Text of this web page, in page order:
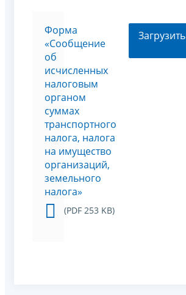
Форма
«Сообщение
об
исчисленных
налоговым
органом
суммах
транспортного
налога, налога
на имущество
организаций,
земельного
налога»
(PDF 253 KB)
Загрузить